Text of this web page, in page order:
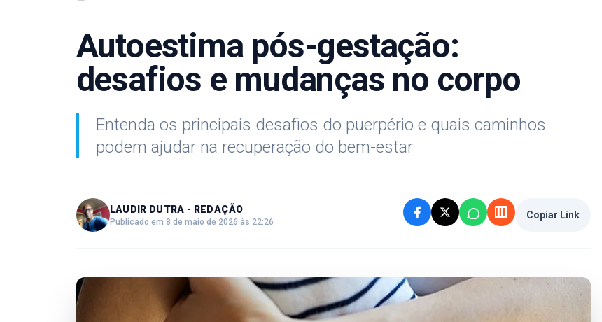
Autoestima pós-gestação:
desafios e mudanças no corpo
Entenda os principais desafios do puerpério e quais caminhos
podem ajudar na recuperação do bem-estar
LAUDIR DUTRA - REDAÇÃO
Publicado em 8 de maio de 2026 às 22:26
Copiar Link